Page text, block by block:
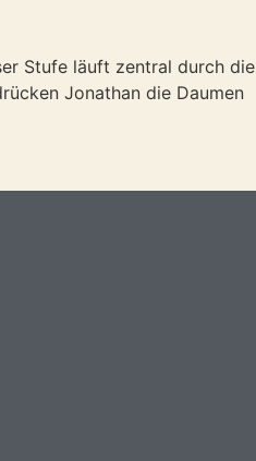
Stufe läuft zentral durch die
Jonathan die Daumen